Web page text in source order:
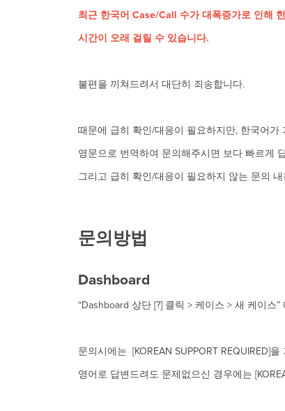
최근 한국어 Case/Call 수가 대폭증가로 인해
시간이 오래 걸릴 수 있습니다.
불편을 끼쳐드려서 대단히 죄송합니다.
때문에 급히 확인/대응이 필요하지만, 한국어
영문으로 번역하여 문의해주시면 보다 빠르게
그리고 급히 확인/대응이 필요하지 않는 문의
문의방법
Dashboard
“Dashboard 상단 [?] 클릭 > 케이스 > 새 케이스
문의시에는 [KOREAN SUPPORT REQUIRED]
영어로 답변드려도 문제없으신 경우에는